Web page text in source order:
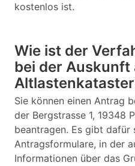
kostenlos ist.
Wie ist der
bei der Auskunft
Sie können einen Antrag
der Bergstrasse 1, 19348
beantragen. Es gibt dafür
Antragsformulare, in der
Informationen über das